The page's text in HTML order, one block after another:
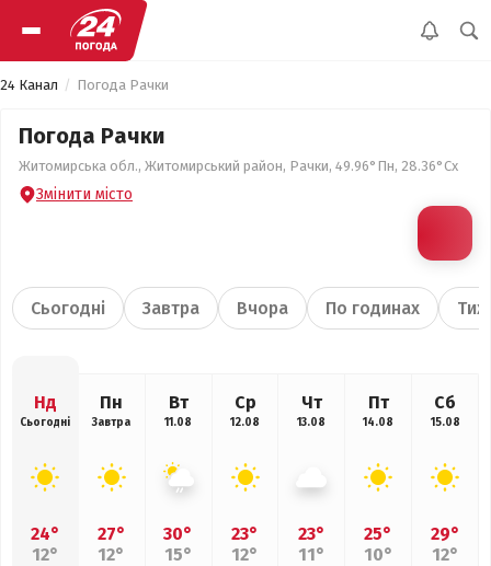
24 Канал Погода Рачки
Погода Рачки
Житомирська обл., Житомирський район, Рачки, 49.96°Пн, 28.36°Сх
Змінити місто
Сьогодні Завтра Вчора По годинах
Нд
Сьогодні
24°
12°
Пн
Завтра
27°
12°
Вт
11.08
30°
15°
Ср
12.08
23°
12°
Чт
13.08
23°
11°
Пт
14.08
25°
10°
Сб
15.08
29°
12°